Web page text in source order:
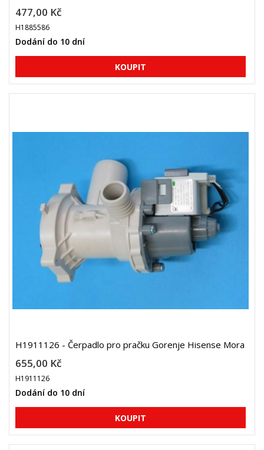
477,00 Kč
H1885586
Dodání do 10 dní
H1911126 - Čerpadlo pro pračku Gorenje Hisense Mora
655,00 Kč
H1911126
Dodání do 10 dní